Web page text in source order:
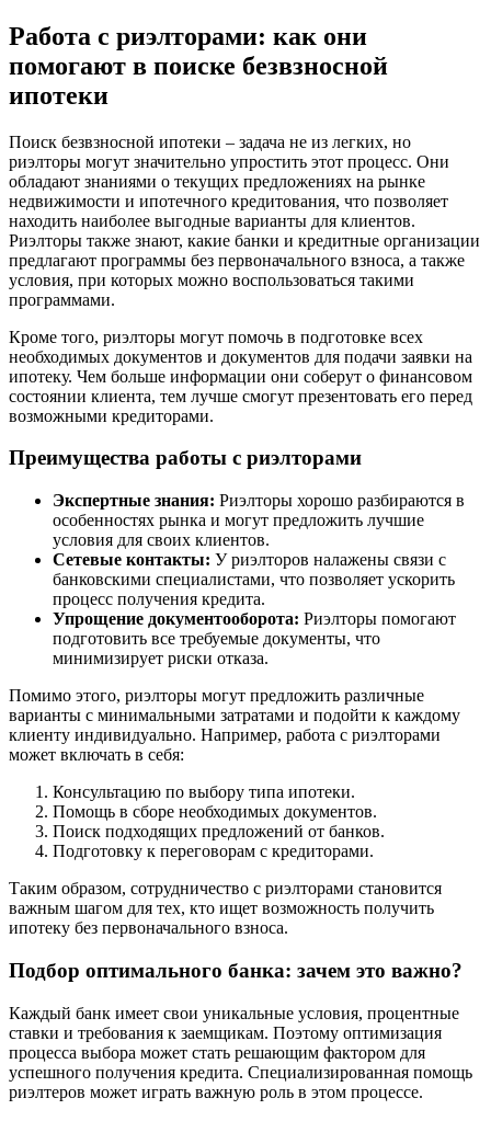
Работа с риэлторами: как они
помогают в поиске безвзносной
ипотеки
Поиск безвзносной ипотеки – задача не из легких, но
риэлторы могут значительно упростить этот процесс. Они
обладают знаниями о текущих предложениях на рынке
недвижимости и ипотечного кредитования, что позволяет
находить наиболее выгодные варианты для клиентов.
Риэлторы также знают, какие банки и кредитные организации
предлагают программы без первоначального взноса, а также
условия, при которых можно воспользоваться такими
программами.
Кроме того, риэлторы могут помочь в подготовке всех
необходимых документов и документов для подачи заявки на
ипотеку. Чем больше информации они соберут о финансовом
состоянии клиента, тем лучше смогут презентовать его перед
возможными кредиторами.
Преимущества работы с риэлторами
Экспертные знания: Риэлторы хорошо разбираются в
особенностях рынка и могут предложить лучшие
условия для своих клиентов.
Сетевые контакты: У риэлторов налажены связи с
банковскими специалистами, что позволяет ускорить
процесс получения кредита.
Упрощение документооборота: Риэлторы помогают
подготовить все требуемые документы, что
минимизирует риски отказа.
Помимо этого, риэлторы могут предложить различные
варианты с минимальными затратами и подойти к каждому
клиенту индивидуально. Например, работа с риэлторами
может включать в себя:
Консультацию по выбору типа ипотеки.
Помощь в сборе необходимых документов.
Поиск подходящих предложений от банков.
Подготовку к переговорам с кредиторами.
Таким образом, сотрудничество с риэлторами становится
важным шагом для тех, кто ищет возможность получить
ипотеку без первоначального взноса.
Подбор оптимального банка: зачем это важно?
Каждый банк имеет свои уникальные условия, процентные
ставки и требования к заемщикам. Поэтому оптимизация
процесса выбора может стать решающим фактором для
успешного получения кредита. Специализированная помощь
риэлтеров может играть важную роль в этом процессе.